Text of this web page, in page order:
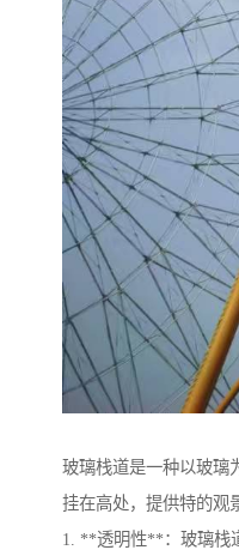
玻璃栈道是一种以玻璃
挂在高处，提供特的观
1. **透明性**：玻璃栈